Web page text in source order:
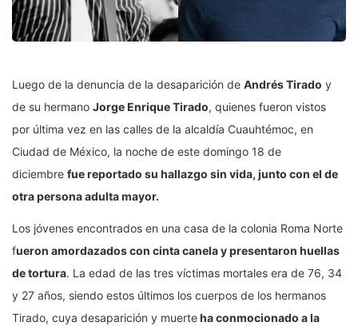
Luego de la denuncia de la desaparición de Andrés Tirado y
de su hermano Jorge Enrique Tirado, quienes fueron vistos
por última vez en las calles de la alcaldía Cuauhtémoc, en
Ciudad de México, la noche de este domingo 18 de
diciembre fue reportado su hallazgo sin vida, junto con el de
otra persona adulta mayor.
Los jóvenes encontrados en una casa de la colonia Roma Norte
fueron amordazados con cinta canela y presentaron huellas
de tortura. La edad de las tres víctimas mortales era de 76, 34
y 27 años, siendo estos últimos los cuerpos de los hermanos
Tirado, cuya desaparición y muerteha conmocionado a la